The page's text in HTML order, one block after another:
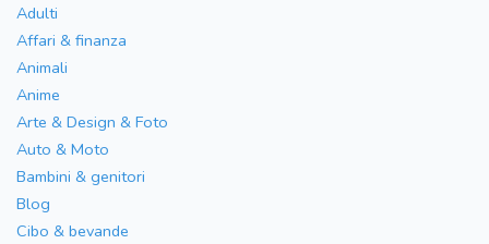
Adulti
Affari & finanza
Animali
Anime
Arte & Design & Foto
Auto & Moto
Bambini & genitori
Blog
Cibo & bevande